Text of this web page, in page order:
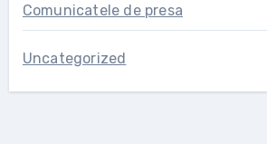
Comunicatele de presa
Uncategorized